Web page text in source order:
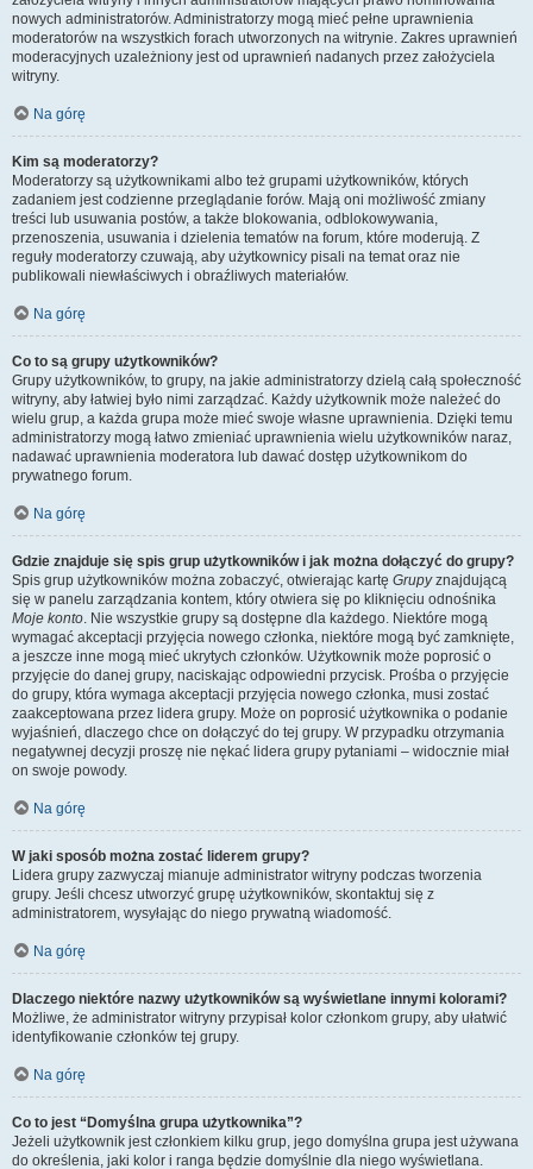
nowych administratorów. Administratorzy mogą mieć pełne uprawnienia
moderatorów na wszystkich forach utworzonych na witrynie. Zakres uprawnień
moderacyjnych uzależniony jest od uprawnień nadanych przez założyciela
witryny.
Na górę
Kim są moderatorzy?
Moderatorzy są użytkownikami albo też grupami użytkowników, których
zadaniem jest codzienne przeglądanie forów. Mają oni możliwość zmiany
treści lub usuwania postów, a także blokowania, odblokowywania,
przenoszenia, usuwania i dzielenia tematów na forum, które moderują. Z
reguły moderatorzy czuwają, aby użytkownicy pisali na temat oraz nie
publikowali niewłaściwych i obraźliwych materiałów.
Na górę
Co to są grupy użytkowników?
Grupy użytkowników, to grupy, na jakie administratorzy dzielą całą społeczność
witryny, aby łatwiej było nimi zarządzać. Każdy użytkownik może należeć do
wielu grup, a każda grupa może mieć swoje własne uprawnienia. Dzięki temu
administratorzy mogą łatwo zmieniać uprawnienia wielu użytkowników naraz,
nadawać uprawnienia moderatora lub dawać dostęp użytkownikom do
prywatnego forum.
Na górę
Gdzie znajduje się spis grup użytkowników i jak można dołączyć do grupy?
Spis grup użytkowników można zobaczyć, otwierając kartę Grupyznajdującą
się w panelu zarządzania kontem, który otwiera się po kliknięciu odnośnika
Moje konto. Nie wszystkie grupy są dostępne dla każdego. Niektóre mogą
wymagać akceptacji przyjęcia nowego członka, niektóre mogą być zamknięte,
a jeszcze inne mogą mieć ukrytych członków. Użytkownik może poprosić o
przyjęcie do danej grupy, naciskając odpowiedni przycisk. Prośba o przyjęcie
do grupy, która wymaga akceptacji przyjęcia nowego członka, musi zostać
zaakceptowana przez lidera grupy. Może on poprosić użytkownika o podanie
wyjaśnień, dlaczego chce on dołączyć do tej grupy. W przypadku otrzymania
negatywnej decyzji proszę nie nękać lidera grupy pytaniami – widocznie miał
on swoje powody.
Na górę
W jaki sposób można zostać liderem grupy?
Lidera grupy zazwyczaj mianuje administrator witryny podczas tworzenia
grupy. Jeśli chcesz utworzyć grupę użytkowników, skontaktuj się z
administratorem, wysyłając do niego prywatną wiadomość.
Na górę
Dlaczego niektóre nazwy użytkowników są wyświetlane innymi kolorami?
Możliwe, że administrator witryny przypisał kolor członkom grupy, aby ułatwić
identyfikowanie członków tej grupy.
Na górę
Co to jest “Domyślna grupa użytkownika”?
Jeżeli użytkownik jest członkiem kilku grup, jego domyślna grupa jest używana
do określenia, jaki kolor i ranga będzie domyślnie dla niego wyświetlana.